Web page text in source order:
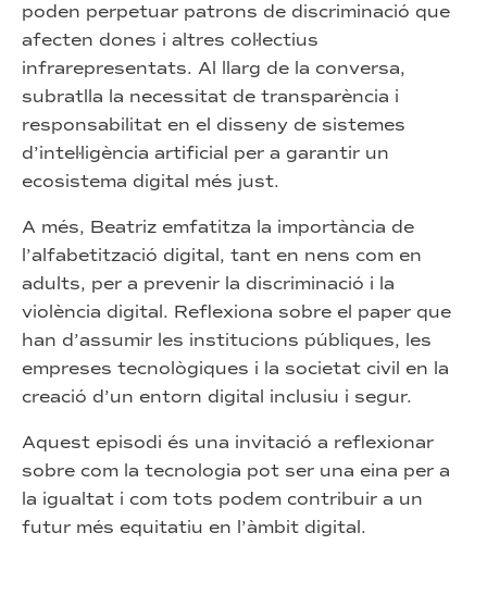
poden perpetuar patrons de discriminació que
afecten dones i altres col·lectius
infrarepresentats. Al llarg de la conversa,
subratlla la necessitat de transparència i
responsabilitat en el disseny de sistemes
d’intel·ligència artificial per a garantir un
ecosistema digital més just.
A més, Beatriz emfatitza la importància de
l’alfabetització digital, tant en nens com en
adults, per a prevenir la discriminació i la
violència digital. Reflexiona sobre el paper que
han d’assumir les institucions públiques, les
empreses tecnològiques i la societat civil en la
creació d’un entorn digital inclusiu i segur.
Aquest episodi és una invitació a reflexionar
sobre com la tecnologia pot ser una eina per a
la igualtat i com tots podem contribuir a un
futur més equitatiu en l’àmbit digital.